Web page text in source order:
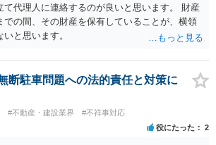
て代理人に連絡するのが良いと思います。 財産
での間、その財産を保有していることが、横領
と思います。
断駐車問題への法的責任と対策に
#不動産・建設業界 #不祥事対応
役にたった 2